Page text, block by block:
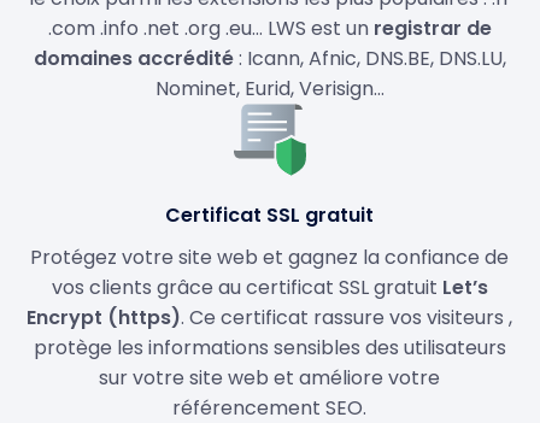
.com .info .net .org .eu… LWS est un registrar de
domaines accrédité: Icann, Afnic, DNS.BE, DNS.LU,
Nominet, Eurid, Verisign…
Certificat SSL gratuit
Protégez votre site web et gagnez la confiance de
vos clients grâce au certificat SSL gratuit Let’s
Encrypt (https). Ce certificat rassure vos visiteurs ,
protège les informations sensibles des utilisateurs
sur votre site web et améliore votre
référencement SEO.